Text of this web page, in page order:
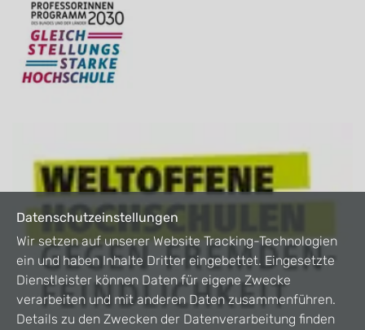
Datenschutzeinstellungen
Wir setzen auf unserer Website Tracking-Technologien
ein und haben Inhalte Dritter eingebettet. Eingesetzte
Dienstleister können Daten für eigene Zwecke
verarbeiten und mit anderen Daten zusammenführen.
Details zu den Zwecken der Datenverarbeitung finden